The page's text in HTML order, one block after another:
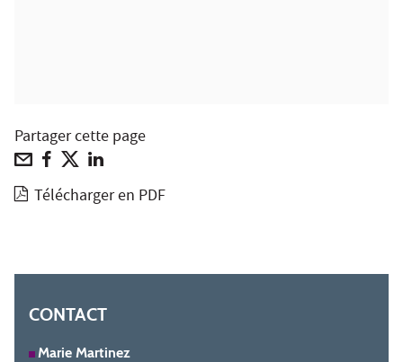
Partager cette page
Télécharger en PDF
CONTACT
Marie Martinez